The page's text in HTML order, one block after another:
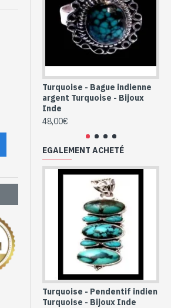
Turquoise - Bague indienne
argent Turquoise - Bijoux
Inde
48,00€
EGALEMENT ACHETÉ
Turquoise - Pendentif indien
Turquoise - Bijoux Inde